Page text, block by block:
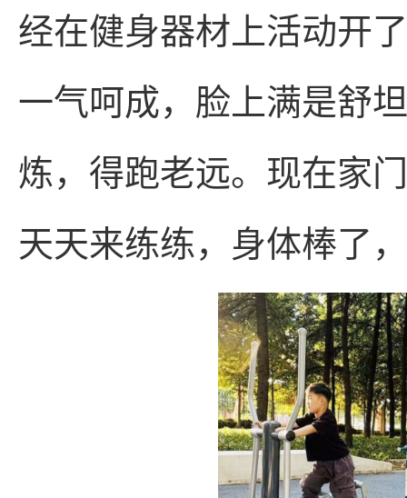
经在健身器材上活动开
一气呵成，脸上满是舒
炼，得跑老远。现在家
天天来练练，身体棒了